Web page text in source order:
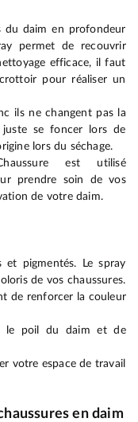
du daim en profondeur
permet de recouvrir
efficace, il faut
pour réaliser un
ils ne changent pas la
se foncer lors de
lors du séchage.
est utilisé
prendre soin de vos
de votre daim.
et pigmentés. Le spray
de vos chaussures.
de renforcer la couleur
le poil du daim et de
votre espace de travail
en daim